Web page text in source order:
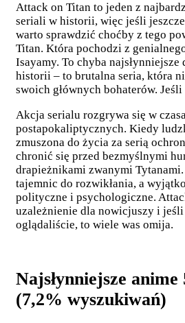
Attack on Titan to jeden z
seriali w historii, więc jeśli
warto sprawdzić choćby z tego
Titan. Która pochodzi z
Isayamy. To chyba
historii – to brutalna seria, która
swoich głównych bohaterów.
Akcja serialu rozgrywa się w
postapokaliptycznych. Kiedy
zmuszona do życia za serią
chronić się przed bezmyślnymi
drapieżnikami zwanymi Tytanami.
tajemnic do rozwikłania, a
polityczne i psychologiczne.
uzależnienie dla nowicjuszy i jeśli
oglądaliście, to wiele was omija.
Najsłynniejsze anime
(7,2% wyszukiwań)